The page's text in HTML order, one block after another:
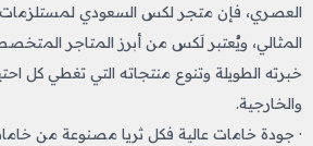
العصري، فإن متجر لكس السعودي لمستلزمات
المثالي، ويُعتبر لَكس من أبرز المتاجر
خبرته الطويلة وتنوع منتجاته التي تغطي كل
والخارجية.
· جودة خامات عالية فكل ثريا مصنوعة من